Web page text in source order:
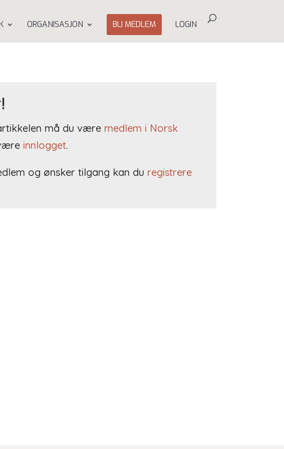
ORGANISASJON BLI MEDLEM LOGIN
må du være medlem i Norsk
innlogget.
og ønsker tilgang kan du registrere